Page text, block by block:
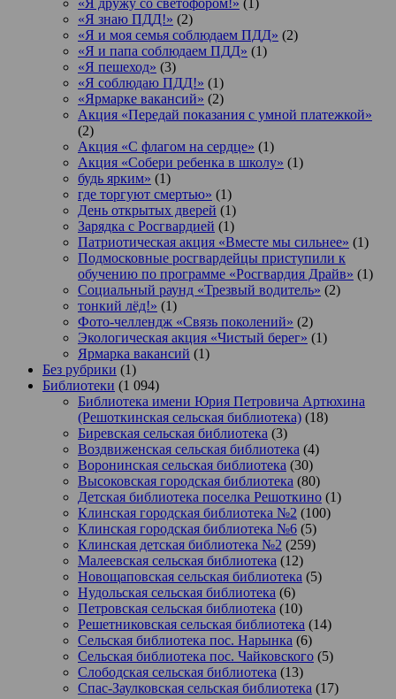
«Я дружу со светофором!» (1)
«Я знаю ПДД!» (2)
«Я и моя семья соблюдаем ПДД» (2)
«Я и папа соблюдаем ПДД» (1)
«Я пешеход» (3)
«Я соблюдаю ПДД!» (1)
«Ярмарке вакансий» (2)
Акция «Передай показания с умной платежкой»
(2)
Акция «С флагом на сердце» (1)
Акция «Собери ребенка в школу» (1)
будь ярким» (1)
где торгуют смертью» (1)
День открытых дверей (1)
Зарядка с Росгвардией (1)
Патриотическая акция «Вместе мы сильнее» (1)
Подмосковные росгвардейцы приступили к
обучению по программе «Росгвардия Драйв» (1)
Социальный раунд «Трезвый водитель» (2)
тонкий лёд!» (1)
Фото-челлендж «Связь поколений» (2)
Экологическая акция «Чистый берег» (1)
Ярмарка вакансий (1)
Без рубрики (1)
Библиотеки (1 094)
Библиотека имени Юрия Петровича Артюхина
(Решоткинская сельская библиотека) (18)
Биревская сельская библиотека (3)
Воздвиженская сельская библиотека (4)
Воронинская сельская библиотека (30)
Высоковская городская библиотека (80)
Детская библиотека поселка Решоткино (1)
Клинская городская библиотека №2 (100)
Клинская городская библиотека №6 (5)
Клинская детская библиотека №2 (259)
Малеевская сельская библиотека (12)
Новощаповская сельская библиотека (5)
Нудольская сельская библиотека (6)
Петровская сельская библиотека (10)
Решетниковская сельская библиотека (14)
Сельская библиотека пос. Нарынка (6)
Сельская библиотека пос. Чайковского (5)
Слободская сельская библиотека (13)
Спас-Заулковская сельская библиотека (17)